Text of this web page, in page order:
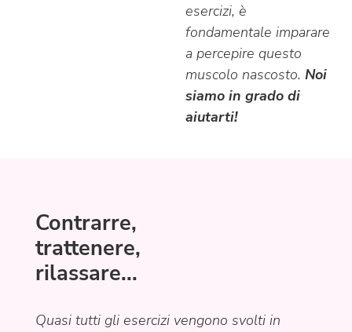
esercizi, è
fondamentale imparare
a percepire questo
muscolo nascosto. Noi
siamo in grado di
aiutarti!
Contrarre,
trattenere,
rilassare...
Quasi tutti gli esercizi vengono svolti in